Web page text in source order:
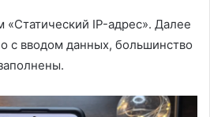
IP-адрес». Далее
с вводом данных, большинство